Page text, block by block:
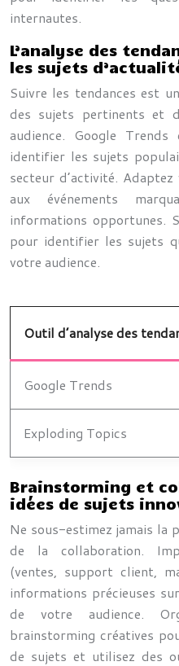
internautes.
L’analyse des
les sujets
Suivre les tendances est
des sujets pertinents et
audience. Google
identifier les sujets
secteur d’activité.
aux événements
informations opportunes.
pour identifier les sujets
votre audience.
Outil d’analyse des
Google Trends
Exploding Topics
Brainstorming et
idées de sujets
Ne sous-estimez jamais la
de la collaboration.
(ventes, support client,
informations précieuses
de votre audience.
brainstorming créatives
de sujets et utilisez des